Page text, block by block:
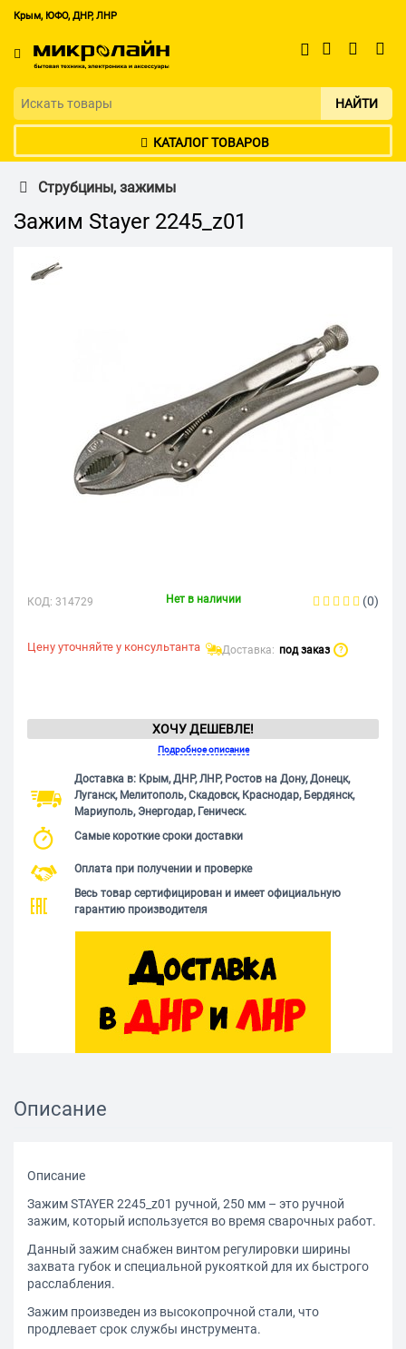
Крым, ЮФО, ДНР, ЛНР
НАЙТИ
КАТАЛОГ ТОВАРОВ
Струбцины, зажимы
Зажим Stayer 2245_z01
КОД: 314729 Нет в наличии (0)
Цену уточняйте у консультанта Доставка: под заказ ?
ХОЧУ ДЕШЕВЛЕ!
Подробное описание
Доставка в: Крым, ДНР, ЛНР, Ростов на Дону, Донецк,
Луганск, Мелитополь, Скадовск, Краснодар, Бердянск,
Мариуполь, Энергодар, Геническ.
Самые короткие сроки доставки
Оплата при получении и проверке
Весь товар сертифицирован и имеет официальную
гарантию производителя
Описание
Описание
Зажим STAYER 2245_z01 ручной, 250 мм – это ручной
зажим, который используется во время сварочных работ.
Данный зажим снабжен винтом регулировки ширины
захвата губок и специальной рукояткой для их быстрого
расслабления.
Зажим произведен из высокопрочной стали, что
продлевает срок службы инструмента.